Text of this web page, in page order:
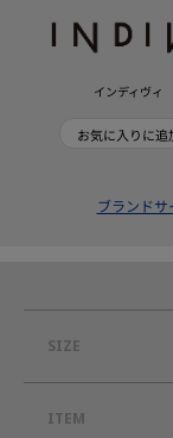
インディヴィ
お気に入りに追
ブランドサ
SIZE
ITEM